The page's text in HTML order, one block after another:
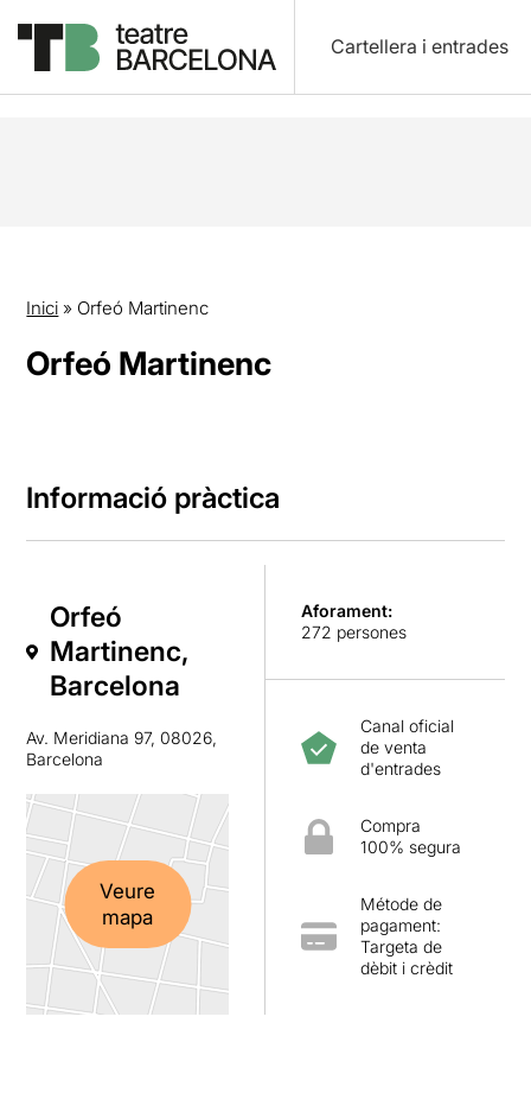
Cartellera i entrades
Inici » Orfeó Martinenc
Orfeó Martinenc
Informació pràctica
Orfeó
Martinenc,
Barcelona
Av. Meridiana 97, 08026,
Barcelona
Veure
mapa
Aforament:
272 persones
Canal oficial
de venta
d'entrades
Compra
100% segura
Métode de
pagament:
Targeta de
dèbit i crèdit